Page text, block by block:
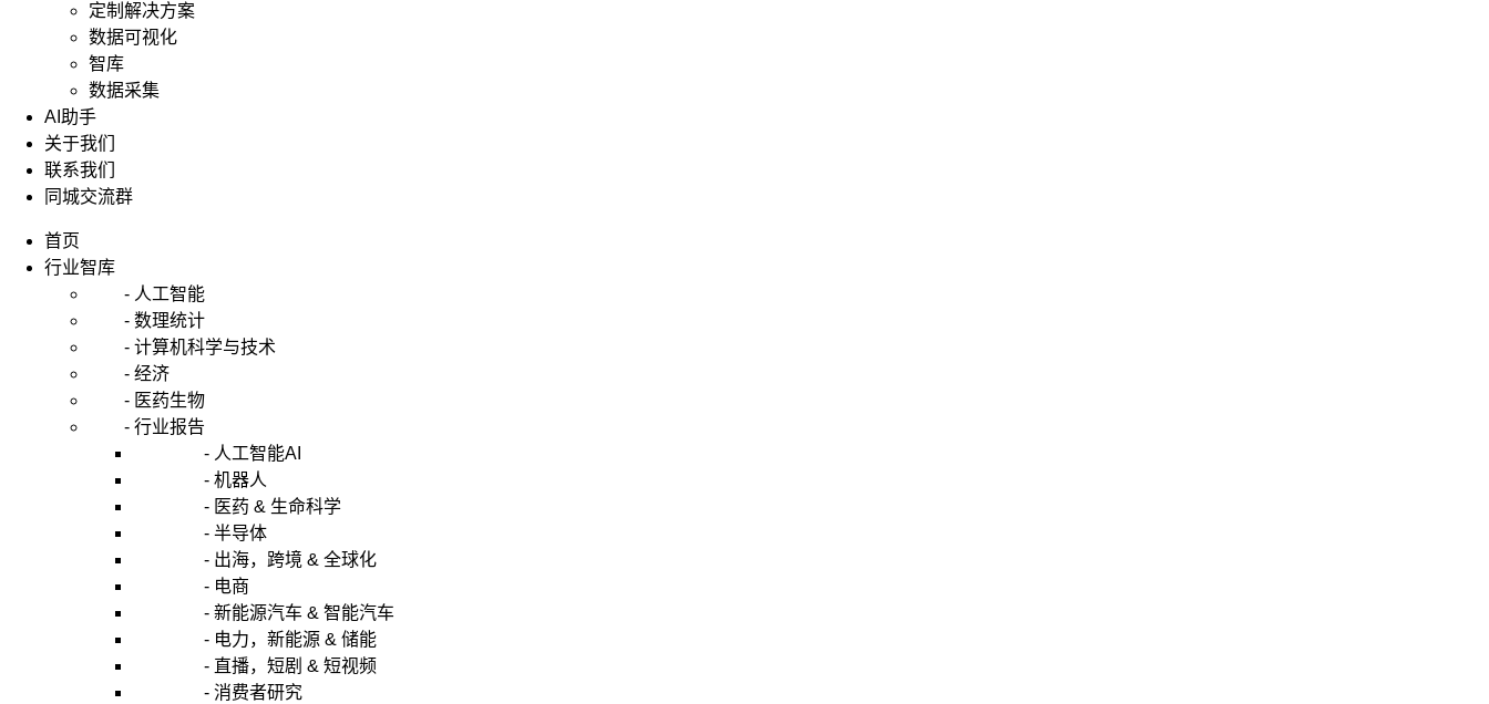
定制解决方案
数据可视化
智库
数据采集
AI助手
关于我们
联系我们
同城交流群
首页
行业智库
- 人工智能
- 数理统计
- 计算机科学与技术
- 经济
- 医药生物
- 行业报告
- 人工智能AI
- 机器人
- 医药 & 生命科学
- 半导体
- 出海，跨境 & 全球化
- 电商
- 新能源汽车 & 智能汽车
- 电力，新能源 & 储能
- 直播，短剧 & 短视频
- 消费者研究